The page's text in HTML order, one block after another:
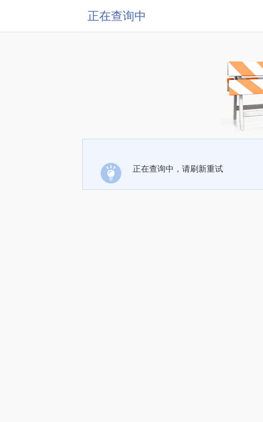
正在查询中
正在查询中，请刷新重试